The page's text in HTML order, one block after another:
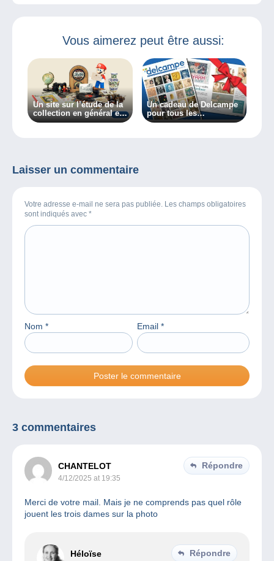
Vous aimerez peut être aussi:
Un site sur l’étude de la
collection en général et
des collectionneurs en
Un cadeau de Delcampe
pour tous les
collectionneurs !
Laisser un commentaire
Votre adresse e-mail ne sera pas publiée. Les champs obligatoires
sont indiqués avec *
Nom * Email *
3 commentaires
CHANTELOT
4/12/2025 at 19:35
Répondre
Merci de votre mail. Mais je ne comprends pas quel rôle
jouent les trois dames sur la photo
Héloïse Répondre